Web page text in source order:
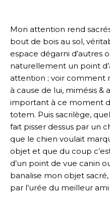
Mon attention rend
bout de bois au sol,
espace dégarni d’autres
naturellement un point
attention ; voir comment
à cause de lui, mimésis &
important à ce moment
totem. Puis sacrilège,
fait pisser dessus par un
que le chien voulait
objet et que du coup
d’un point de vue canin
banalise mon objet
par l’urée du meilleur ami